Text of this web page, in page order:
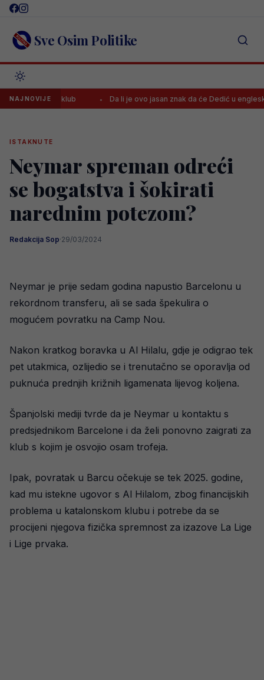
Skip
content Sve Osim Politike
NAJNOVIJE
ima novi klub Da li je ovo jasan znak da će Dedić u engleski
ISTAKNUTE
Neymar spreman odreći
se bogatstva i šokirati
narednim potezom?
Redakcija Sop·29/03/2024
Neymar je prije sedam godina napustio Barcelonu u
rekordnom transferu, ali se sada špekulira o
mogućem povratku na Camp Nou.
Nakon kratkog boravka u Al Hilalu, gdje je odigrao tek
pet utakmica, ozlijedio se i trenutačno se oporavlja od
puknuća prednjih križnih ligamenata lijevog koljena.
Španjolski mediji tvrde da je Neymar u kontaktu s
predsjednikom Barcelone i da želi ponovno zaigrati za
klub s kojim je osvojio osam trofeja.
Ipak, povratak u Barcu očekuje se tek 2025. godine,
kad mu istekne ugovor s Al Hilalom, zbog financijskih
problema u katalonskom klubu i potrebe da se
procijeni njegova fizička spremnost za izazove La Lige
i Lige prvaka.